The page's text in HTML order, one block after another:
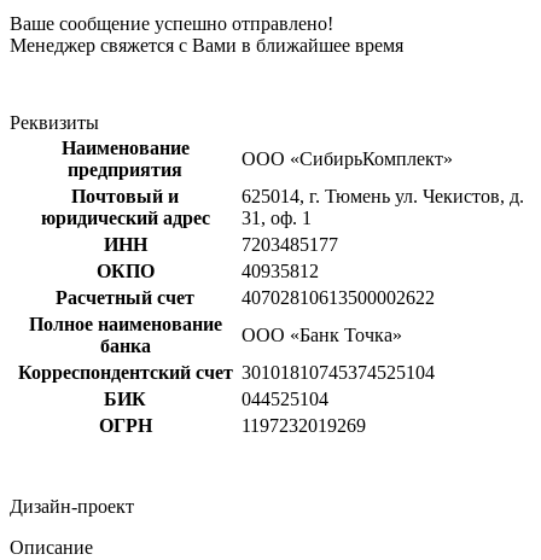
Ваше сообщение успешно отправлено!
Менеджер свяжется с Вами в ближайшее время
Реквизиты
Наименование
предприятия
ООО «СибирьКомплект»
Почтовый и
юридический адрес
625014, г. Тюмень ул. Чекистов, д.
31, оф. 1
ИНН
7203485177
ОКПО
40935812
Расчетный счет
40702810613500002622
Полное наименование
банка
ООО «Банк Точка»
Корреспондентский счет 30101810745374525104
БИК
044525104
ОГРН
1197232019269
Дизайн-проект
Описание